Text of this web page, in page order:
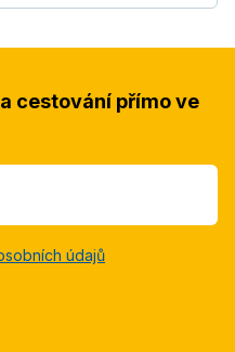
cestování přímo ve
údajů